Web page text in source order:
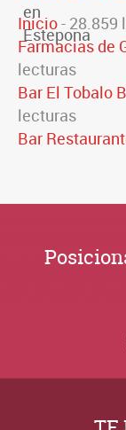
Inicio- 28.859
Farmacias de
lecturas
Bar El Tobalo
lecturas
Bar